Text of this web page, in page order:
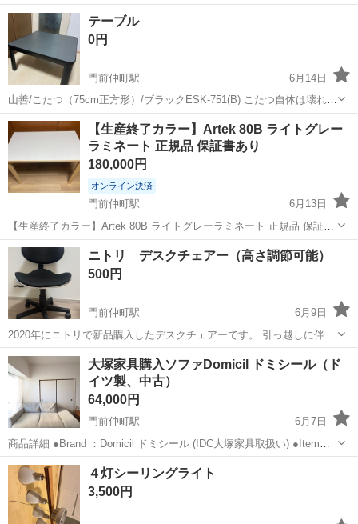
ら勤務可！ 六本木ヒルズ森タワーのゲート管理のお仕事！ 社員さんや
業者さんなど関係者の方々の 対応がメインだから 未経験でも安心して
働けます！ ＼未経...
東京 江東区 門前仲町駅
テーブル
0円
門前仲町駅
6月14日
山善/こたつ（75cm正方形）/ブラックESK-751(B) こたつ自体は壊れて
いますが、通常の机として使用できます。
東京 江東区 門前仲町駅 テーブル
【生産終了カラー】Artek 80B ライトグレー
ラミネート 正規品 保証書あり
180,000円
オンライン決済
門前仲町駅
6月13日
【生産終了カラー】Artek 80B ライトグレーラミネート 正規品 保証書
あり Artek（アルテック）のテーブル 80Bです。 現在は生産終了とな
っている希少な「ライトグレーラミネート」仕様です。 2025年9月
に...
東京 江東区 門前仲町駅
ニトリ デスクチェアー（高さ調節可能）
500円
門前仲町駅
6月9日
2020年にニトリで新品購入したデスクチェアーです。 引っ越しに伴い
出品します。 右横のレバーで高さ調節できます。 座面高さ40センチか
ら50センチ、背もたれ90センチ、座幅46センチくらいです。 座面のク
ッションはヘタリな...
東京 江東区 門前仲町駅
大塚家具購入ソファDomicil ドミシール（ド
イツ製、中古）
64,000円
門前仲町駅
6月7日
商品詳細 ●Brand ：Domicil ドミシール (IDC大塚家具取扱い) ●Item
name：片アームソファ DM-0346 ●Designer：Studio Frame Italy ●新
品参考価格：￥186,000...
東京 江東区 門前仲町駅 ソファ
４灯シーリングライト
3,500円